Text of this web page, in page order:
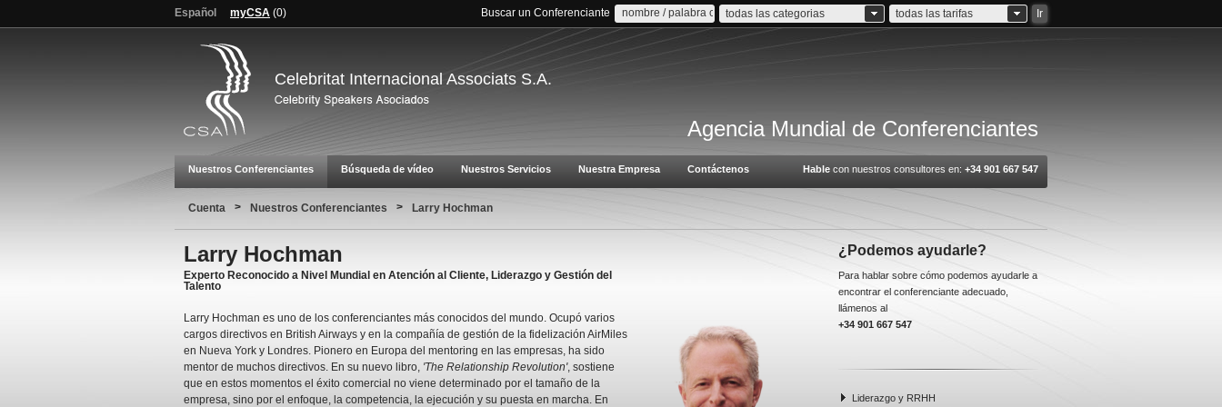
Español myCSA (0) Buscar un Conferenciante todas las categorias todas las tarifas Ir
Celebritat Internacional Associats S.A.
Agencia Mundial de Conferenciantes
Nuestros Conferenciantes Búsqueda de vídeo Nuestros Servicios Nuestra Empresa Contáctenos Hable con nuestros consultores en: +34 901 667 547
Cuenta > Nuestros Conferenciantes > Larry Hochman
Larry Hochman
Experto Reconocido a Nivel Mundial en Atención al Cliente, Liderazgo y Gestión del
Talento
Larry Hochman es uno de los conferenciantes más conocidos del mundo. Ocupó varios
cargos directivos en British Airways y en la compañía de gestión de la fidelización AirMiles
en Nueva York y Londres. Pionero en Europa del mentoring en las empresas, ha sido
mentor de muchos directivos. En su nuevo libro, 'The Relationship Revolution', sostiene
que en estos momentos el éxito comercial no viene determinado por el tamaño de la
empresa, sino por el enfoque, la competencia, la ejecución y su puesta en marcha. En
¿Podemos ayudarle?
Para hablar sobre cómo podemos ayudarle a
encontrar el conferenciante adecuado,
llámenos al
+34 901 667 547
Liderazgo y RRHH